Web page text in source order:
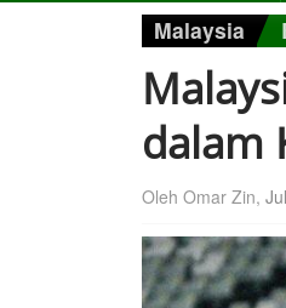
Malaysia
dalam
Oleh Omar Zin,